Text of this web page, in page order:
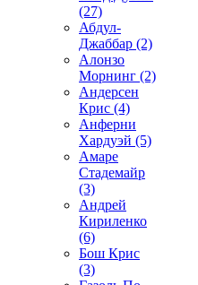
(27)
Абдул-
Джаббар (2)
Алонзо
Морнинг (2)
Андерсен
Крис (4)
Анферни
Xардуэй (5)
Амаре
Стадемайр
(3)
Андрей
Кириленко
(6)
Бош Крис
(3)